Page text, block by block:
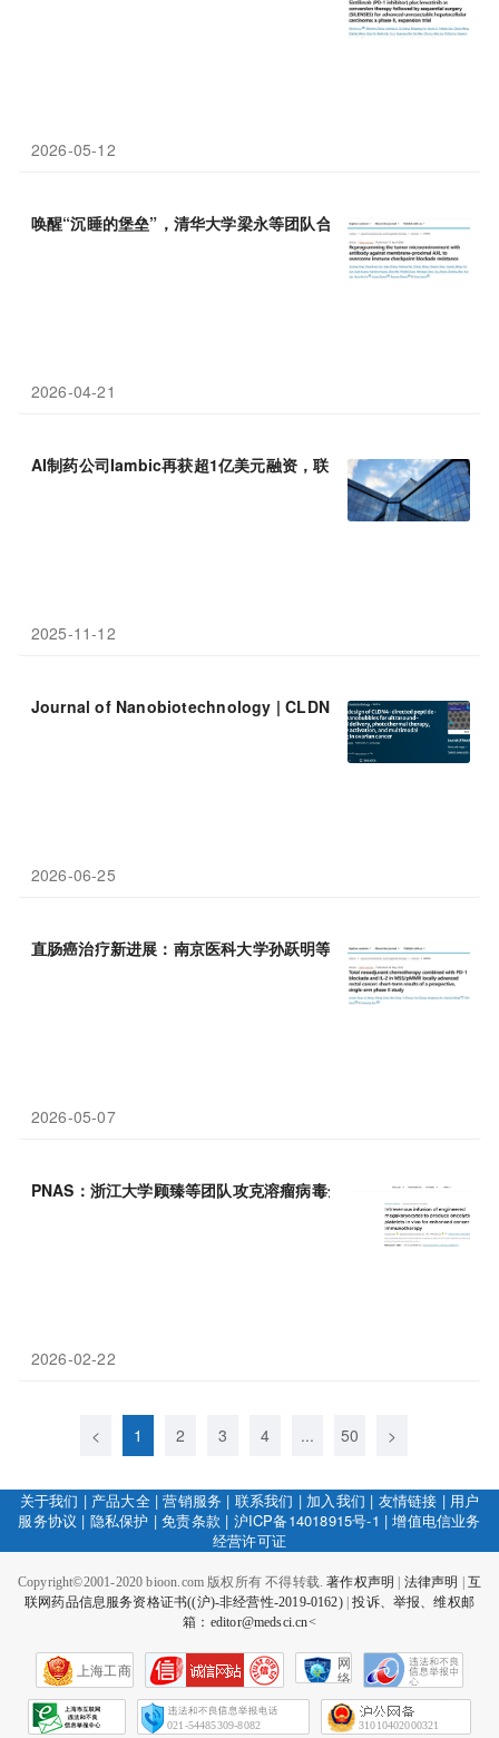
2026-05-12
唤醒“沉睡的堡垒”，清华大学梁永等团队合作开发新型抗体，从内
2026-04-21
AI制药公司Iambic再获超1亿美元融资，联手巨头拓展抗癌联合
2025-11-12
Journal of Nanobiotechnology | CLDN4靶向肽纳米泡联合超
2026-06-25
直肠癌治疗新进展：南京医科大学孙跃明等团队通过无放疗联合
2026-05-07
PNAS：浙江大学顾臻等团队攻克溶瘤病毒全身给药难题/——新型
2026-02-22
< 1 2 3 4 ... 50 >
关于我们 | 产品大全|营销服务 | 联系我们 | 加入我们 | 友情链接 | 用户
服务协议 | 隐私保护 |免责条款 | 沪ICP备14018915号-1 |增值电信业务
经营许可证
Copyright©2001-2020 bioon.com 版权所有 不得转载.著作权声明 法律声明
互
联网药品信息服务资格证书((沪)-非经营性-2019-0162)|投诉、举报、维权邮
箱：editor@medsci.cn<
上海工商
网
络
会
征
021-54485309-8082 31010402000321